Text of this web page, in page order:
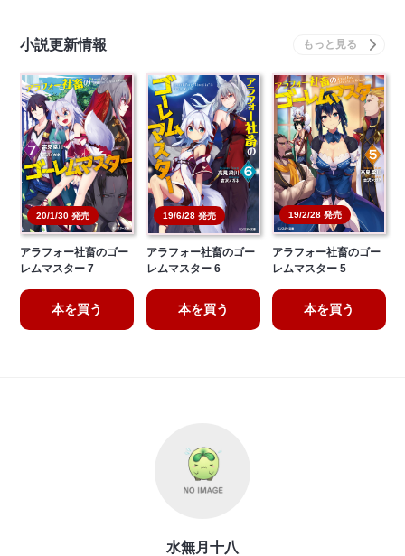
小説更新情報
20/1/30 発売
アラフォー社畜のゴー
レムマスター 7
本を買う
19/6/28 発売
アラフォー社畜のゴー
レムマスター 6
本を買う
19/2/28 発売
アラフォー社畜のゴー
レムマスター 5
本を買う
水無月十八